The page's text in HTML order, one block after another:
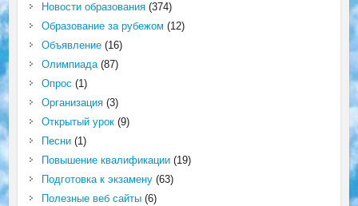
Новости образования(374)
Образование за рубежом (12)
Объявление(16)
Олимпиада(87)
Опрос (1)
Организация(3)
Открытый урок(9)
Песни(1)
Повышение квалификации(19)
Подготовка к экзамену(63)
Полезные веб сайты(6)